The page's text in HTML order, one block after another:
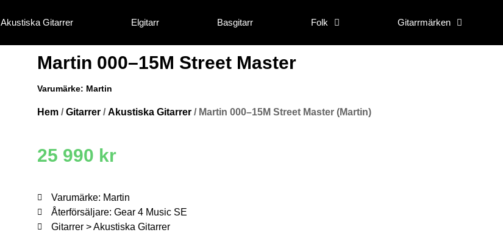
Akustiska Gitarrer Elgitarr Basgitarr Folk Gitarrmärken
Martin 000–15M Street Master
Varumärke: Martin
Hem /Gitarrer /Akustiska Gitarrer / Martin 000–15M Street Master (Martin)
25 990 kr
Varumärke: Martin
Återförsäljare: Gear 4 Music SE
Gitarrer > Akustiska Gitarrer